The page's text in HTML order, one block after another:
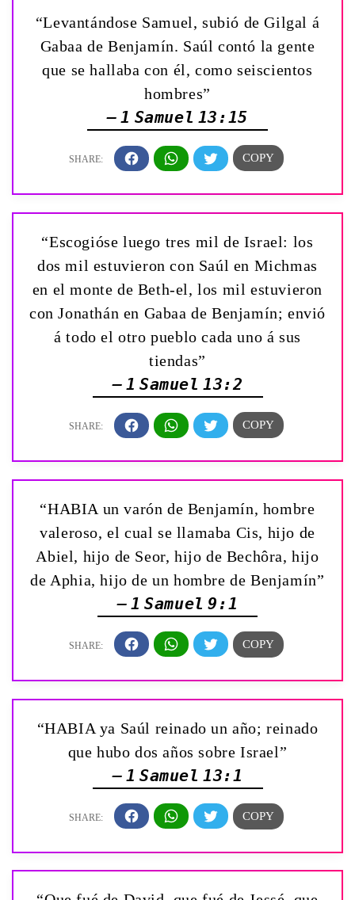
“Levantándose Samuel, subió de Gilgal á
Gabaa de Benjamín. Saúl contó la gente
que se hallaba con él, como seiscientos
hombres”
— 1 Samuel 13:15
“Escogióse luego tres mil de Israel: los
dos mil estuvieron con Saúl en Michmas
en el monte de Beth-el, los mil estuvieron
con Jonathán en Gabaa de Benjamín; envió
á todo el otro pueblo cada uno á sus
tiendas”
— 1 Samuel 13:2
“HABIA un varón de Benjamín, hombre
valeroso, el cual se llamaba Cis, hijo de
Abiel, hijo de Seor, hijo de Bechôra, hijo
de Aphia, hijo de un hombre de Benjamín”
— 1 Samuel 9:1
“HABIA ya Saúl reinado un año; reinado
que hubo dos años sobre Israel”
— 1 Samuel 13:1